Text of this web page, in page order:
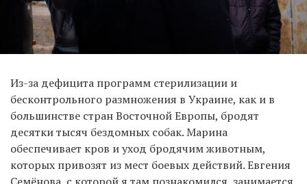
Из-за дефицита программ стерилизации и
бесконтрольного размножения в Украине, как и в
большинстве стран Восточной Европы, бродят
десятки тысяч бездомных собак. Марина
обеспечивает кров и уход бродячим животным,
которых привозят из мест боевых действий. Евгения